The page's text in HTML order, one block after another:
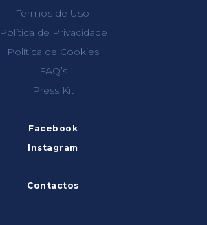
Termos de Uso
Política de Privacidade
Política de Cookies
FAQ’s
Press Kit
Facebook
Instagram
Contactos